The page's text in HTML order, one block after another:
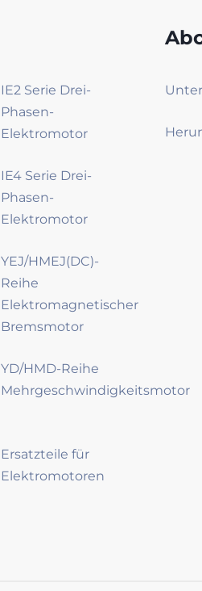
IE2 Serie Drei-
Phasen-
Elektromotor
IE4 Serie Drei-
Phasen-
Elektromotor
YEJ/HMEJ(DC)-
Reihe
Elektromagnetischer
Bremsmotor
YD/HMD-Reihe
Mehrgeschwindigkeitsmotor
Ersatzteile für
Elektromotoren